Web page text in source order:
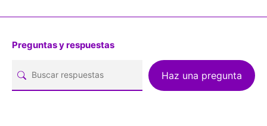
Preguntas y respuestas
Haz una pregunta